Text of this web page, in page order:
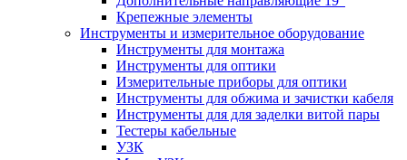
Крепежные элементы
Инструменты и измерительное оборудование
Инструменты для монтажа
Инструменты для оптики
Измерительные приборы для оптики
Инструменты для обжима и зачистки кабеля
Инструменты для для заделки витой пары
Тестеры кабельные
УЗК